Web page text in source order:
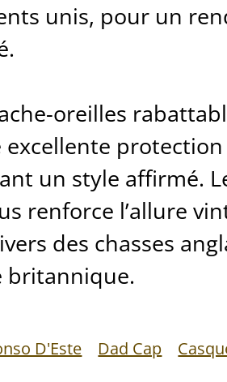
unis, pour un
oreilles
excellente
un style affirmé.
renforce l’allure
des chasses
britannique.
D'Este Dad Cap